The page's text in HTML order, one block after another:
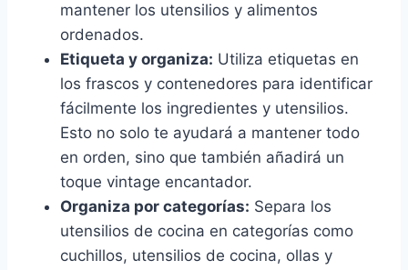
mantener los utensilios y alimentos
ordenados.
Etiqueta y organiza: Utiliza etiquetas en
los frascos y contenedores para identificar
fácilmente los ingredientes y utensilios.
Esto no solo te ayudará a mantener todo
en orden, sino que también añadirá un
toque vintage encantador.
Organiza por categorías: Separa los
utensilios de cocina en categorías como
cuchillos, utensilios de cocina, ollas y